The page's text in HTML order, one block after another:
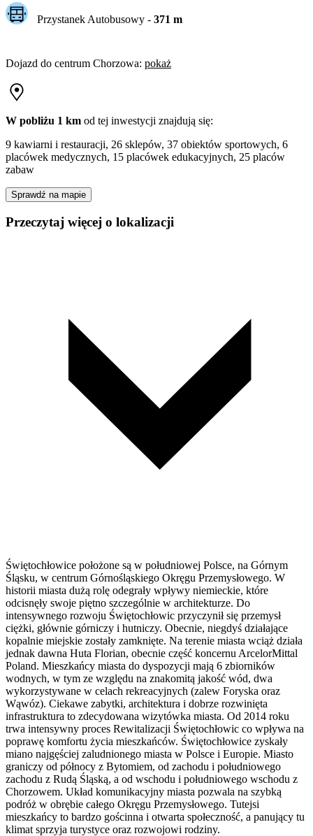
Przystanek Autobusowy - 371 m
Dojazd do centrum Chorzowa: pokaż
W pobliżu 1 km od tej inwestycji znajdują się:
9 kawiarni i restauracji, 26 sklepów, 37 obiektów sportowych, 6
placówek medycznych, 15 placówek edukacyjnych, 25 placów
zabaw
Sprawdź na mapie
Przeczytaj więcej o lokalizacji
Świętochłowice położone są w południowej Polsce, na Górnym
Śląsku, w centrum Górnośląskiego Okręgu Przemysłowego. W
historii miasta dużą rolę odegrały wpływy niemieckie, które
odcisnęły swoje piętno szczególnie w architekturze. Do
intensywnego rozwoju Świętochłowic przyczynił się przemysł
ciężki, głównie górniczy i hutniczy. Obecnie, niegdyś działające
kopalnie miejskie zostały zamknięte. Na terenie miasta wciąż działa
jednak dawna Huta Florian, obecnie część koncernu ArcelorMittal
Poland. Mieszkańcy miasta do dyspozycji mają 6 zbiorników
wodnych, w tym ze względu na znakomitą jakość wód, dwa
wykorzystywane w celach rekreacyjnych (zalew Foryska oraz
Wąwóz). Ciekawe zabytki, architektura i dobrze rozwinięta
infrastruktura to zdecydowana wizytówka miasta. Od 2014 roku
trwa intensywny proces Rewitalizacji Świętochłowic co wpływa na
poprawę komfortu życia mieszkańców. Świętochłowice zyskały
miano najgęściej zaludnionego miasta w Polsce i Europie. Miasto
graniczy od północy z Bytomiem, od zachodu i południowego
zachodu z Rudą Śląską, a od wschodu i południowego wschodu z
Chorzowem. Układ komunikacyjny miasta pozwala na szybką
podróż w obrębie całego Okręgu Przemysłowego. Tutejsi
mieszkańcy to bardzo gościnna i otwarta społeczność, a panujący tu
klimat sprzyja turystyce oraz rozwojowi rodziny.